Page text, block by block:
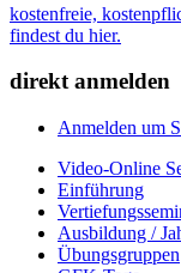
kostenfreie,
findest du hier.
direkt anmelden
Anmelden um
Video-Online
Einführung
Ausbildung /
Übungsgruppen